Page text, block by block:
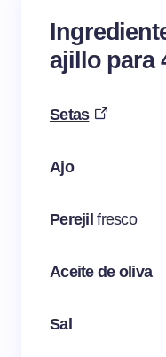
ajillo para
Setas
Ajo
Perejilfresco
Aceite de oliva
Sal